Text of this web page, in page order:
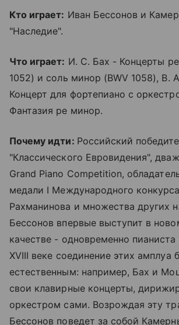
Кто играет: Иван Бессонов и
"Наследие".
Что играет: И. С. Бах - Концерты
1052) и соль минор (BWV 1058), В.
Концерт для фортепиано с
Фантазия ре минор.
Почему идти: Российский
"Классического Евровидения",
Grand Piano Competition,
медали I Международного
Рахманинова и множества других
Бессонов впервые выступит в
качестве - одновременно
XVIII веке соединение этих амплуа
естественным: например, Бах и
свои клавирные концерты,
оркестром сами. Возрождая эту
Бессонов поведет за собой